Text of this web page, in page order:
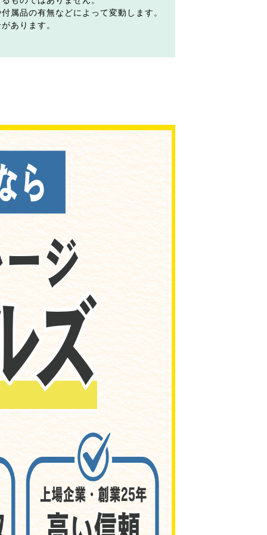
属品の有無などによって変動します。
あります。